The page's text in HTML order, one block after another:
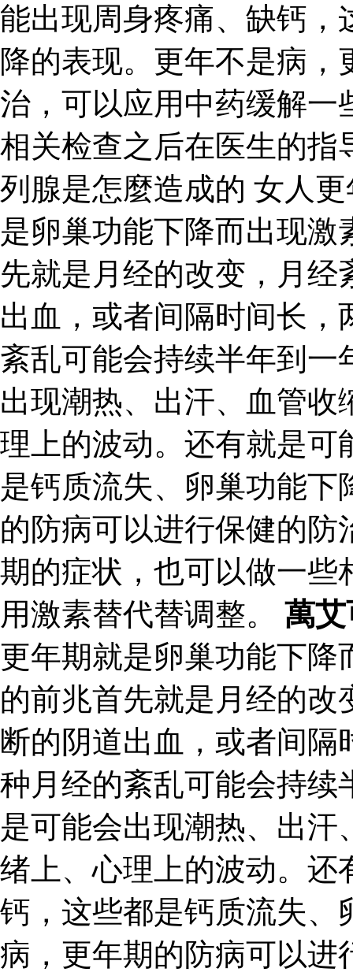
能出现周身疼痛、缺钙，
降的表现。更年不是病
治，可以应用中药缓解一
相关检查之后在医生的指
列腺是怎麼造成的 女人
是卵巢功能下降而出现
先就是月经的改变，月
出血，或者间隔时间长
紊乱可能会持续半年到一
出现潮热、出汗、血管
理上的波动。还有就是可
是钙质流失、卵巢功能
的防病可以进行保健的
期的症状，也可以做一些
用激素替代替调整。 萬艾
更年期就是卵巢功能下降
的前兆首先就是月经的
断的阴道出血，或者间
种月经的紊乱可能会持续
是可能会出现潮热、出
绪上、心理上的波动。还
钙，这些都是钙质流失、
病，更年期的防病可以进